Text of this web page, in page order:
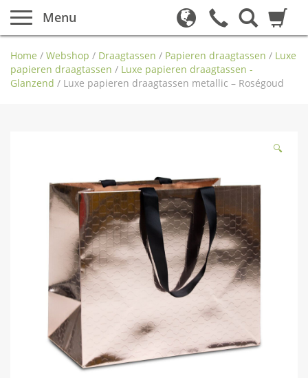
Menu
Home / Webshop / Draagtassen / Papieren draagtassen / Luxe
papieren draagtassen / Luxe papieren draagtassen -
Glanzend / Luxe papieren draagtassen metallic – Roségoud
🔍